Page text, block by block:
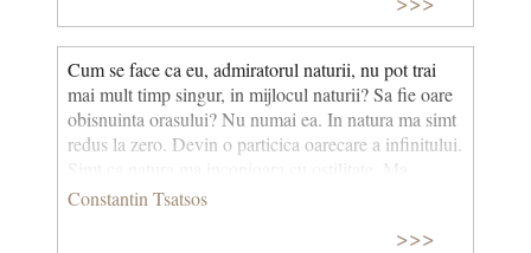
asemănătoare cu niște perle de poetul italian Gabriele
D'Annunzio). © CCC
Cum se face ca eu, admiratorul naturii, nu pot trai
mai mult timp singur, in mijlocul naturii? Sa fie oare
obisnuinta orasului? Nu numai ea. In natura ma simt
redus la zero. Devin o particica oarecare a infinitului.
Simt ca natura ma inconjoara cu ostilitate. Ma
desfiinteaza. Convietuirea cu natura imi este
o baza umana, o privesc ca spectator, eu fiind in
Constantin Tsatsos
>>>